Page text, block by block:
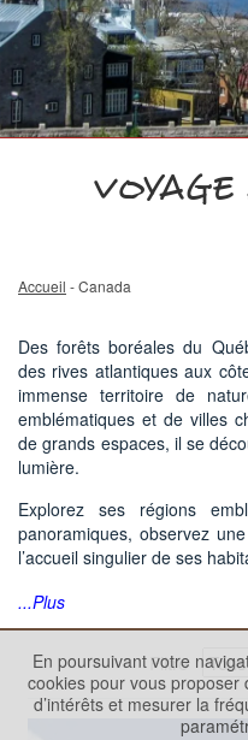
Accueil - Canada
Des forêts boréales du
des rives atlantiques aux
immense territoire de
emblématiques et de villes
de grands espaces, il se
lumière.
Explorez ses régions
panoramiques, observez
l’accueil singulier de ses
...Plus
Filtre
En poursuivant votre
cookies pour vous proposer
d’intérêts et mesurer la